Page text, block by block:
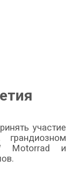
участие
Motorrad и